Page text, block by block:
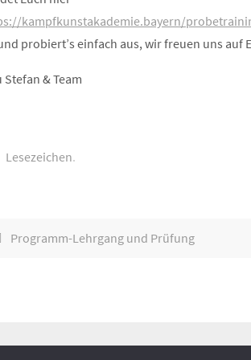
kampfkunstakademie.bayern/
probiert’s einfach aus, wir freuen uns auf
Stefan & Team
Lesezeichen.
Programm-Lehrgang und Prüfung